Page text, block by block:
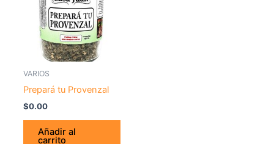
VARIOS
Prepará tu Provenzal
$0.00
Añadir al
carrito